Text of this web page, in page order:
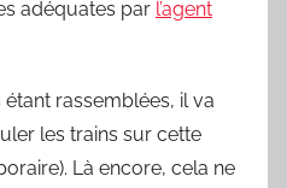
adéquates par l’agent
rassemblées, il va
les trains sur cette
Là encore, cela ne